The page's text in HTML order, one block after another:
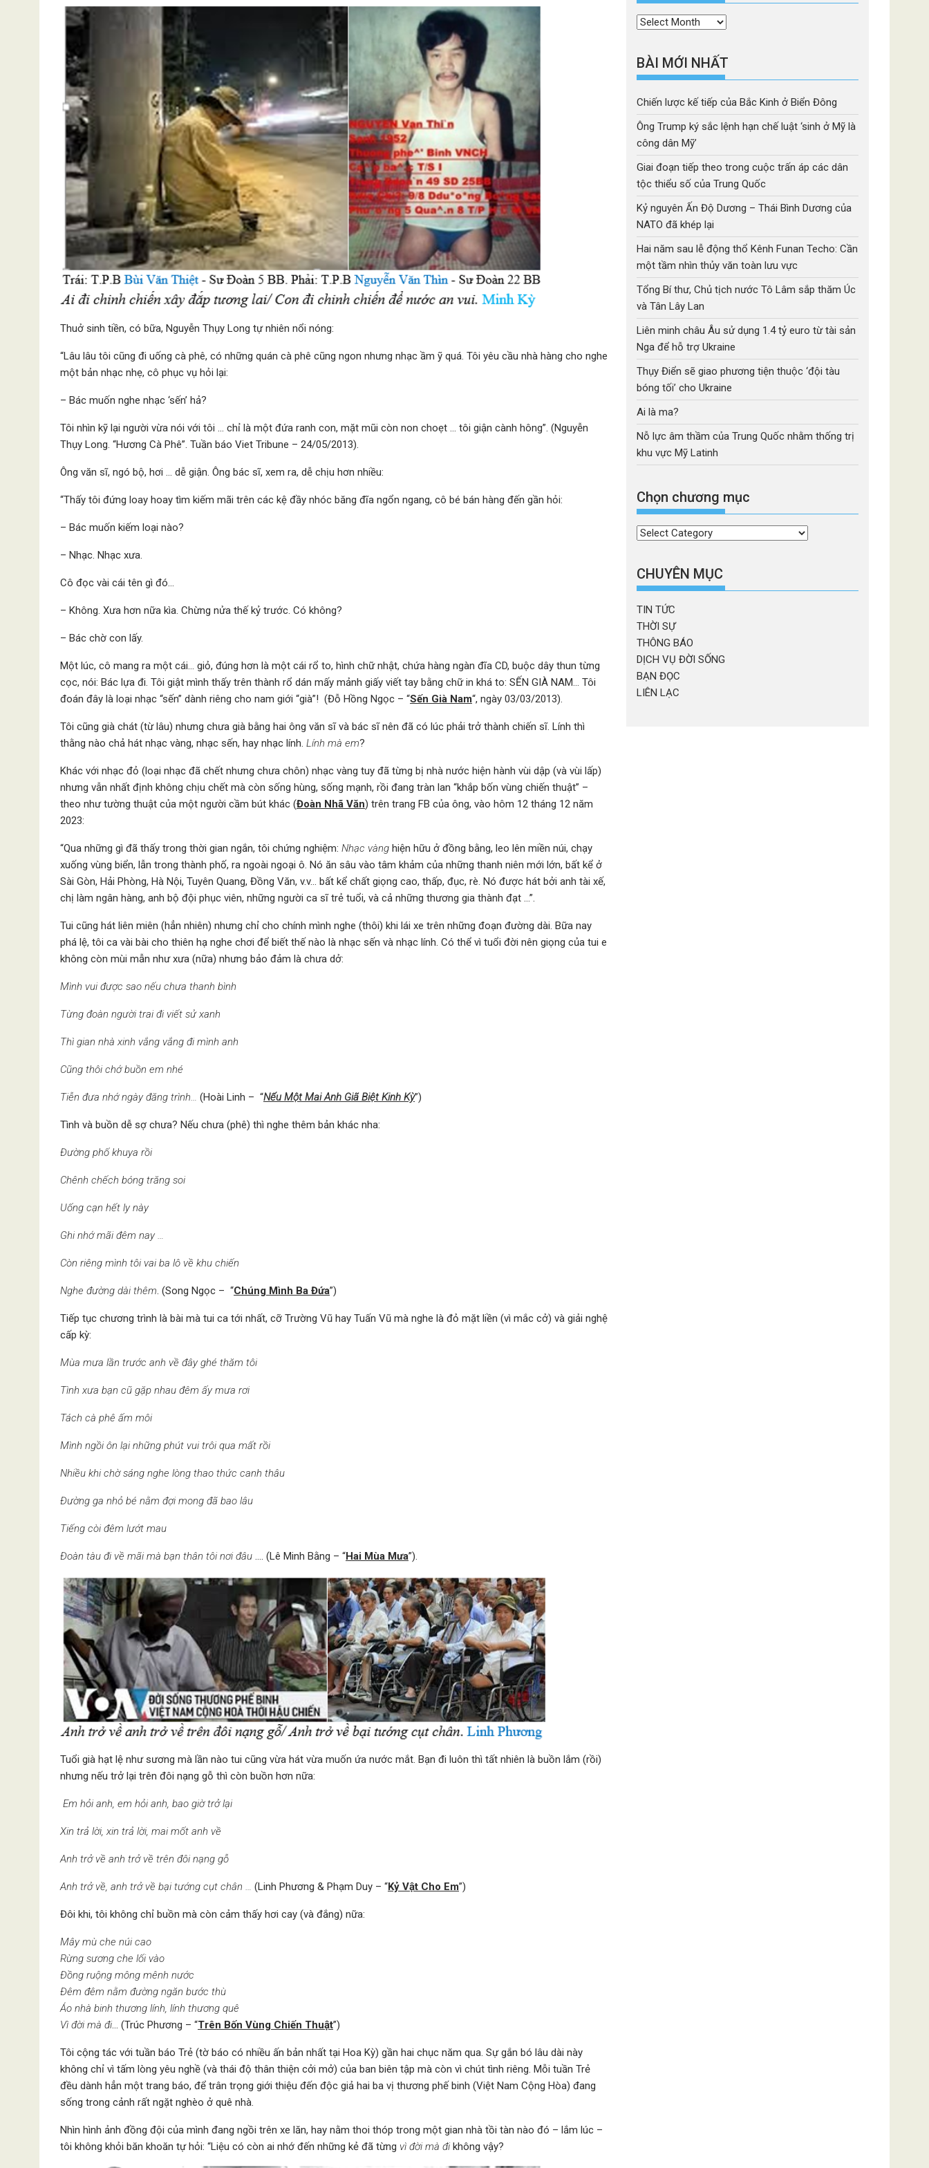
Thuở sinh tiền, có bữa, Nguyễn Thụy Long tự nhiên nổi nóng:
“Lâu lâu tôi cũng đi uống cà phê, có những quán cà phê cũng ngon nhưng nhạc ầm ỹ quá. Tôi yêu cầu nhà hàng cho nghe
một bản nhạc nhẹ, cô phục vụ hỏi lại:
– Bác muốn nghe nhạc ‘sến’ hả?
Tôi nhìn kỹ lại người vừa nói với tôi … chỉ là một đứa ranh con, mặt mũi còn non choẹt … tôi giận cành hông”. (Nguyễn
Thụy Long. “Hương Cà Phê”. Tuần báo Viet Tribune – 24/05/2013).
Ông văn sĩ, ngó bộ, hơi … dễ giận. Ông bác sĩ, xem ra, dễ chịu hơn nhiều:
“Thấy tôi đứng loay hoay tìm kiếm mãi trên các kệ đầy nhóc băng đĩa ngổn ngang, cô bé bán hàng đến gần hỏi:
– Bác muốn kiếm loại nào?
– Nhạc. Nhạc xưa.
Cô đọc vài cái tên gì đó…
– Không. Xưa hơn nữa kìa. Chừng nửa thế kỷ trước. Có không?
– Bác chờ con lấy.
Một lúc, cô mang ra một cái… giỏ, đúng hơn là một cái rổ to, hình chữ nhật, chứa hàng ngàn đĩa CD, buộc dây thun từng
cọc, nói: Bác lựa đi. Tôi giật mình thấy trên thành rổ dán mấy mảnh giấy viết tay bằng chữ in khá to: SẾN GIÀ NAM… Tôi
đoán đây là loại nhạc “sến” dành riêng cho nam giới “già”! (Đỗ Hồng Ngọc – “Sến Già Nam“, ngày 03/03/2013).
Tôi cũng già chát (từ lâu) nhưng chưa già bằng hai ông văn sĩ và bác sĩ nên đã có lúc phải trở thành chiến sĩ. Lính thì
thằng nào chả hát nhạc vàng, nhạc sến, hay nhạc lính. Lính mà em?
Khác với nhạc đỏ (loại nhạc đã chết nhưng chưa chôn) nhạc vàng tuy đã từng bị nhà nước hiện hành vùi dập (và vùi lấp)
nhưng vẫn nhất định không chịu chết mà còn sống hùng, sống mạnh, rồi đang tràn lan “khắp bốn vùng chiến thuật” –
theo như tường thuật của một người cầm bút khác (Đoàn Nhã Văn) trên trang FB của ông, vào hôm 12 tháng 12 năm
2023:
“Qua những gì đã thấy trong thời gian ngắn, tôi chứng nghiệm: Nhạc vàng hiện hữu ở đồng bằng, leo lên miền núi, chạy
xuống vùng biển, lẫn trong thành phố, ra ngoài ngoại ô. Nó ăn sâu vào tâm khảm của những thanh niên mới lớn, bất kể ở
Sài Gòn, Hải Phòng, Hà Nội, Tuyên Quang, Đồng Văn, v.v… bất kể chất giọng cao, thấp, đục, rè. Nó được hát bởi anh tài xế,
chị làm ngân hàng, anh bộ đội phục viên, những người ca sĩ trẻ tuổi, và cả những thương gia thành đạt …”.
Tui cũng hát liên miên (hẳn nhiên) nhưng chỉ cho chính mình nghe (thôi) khi lái xe trên những đoạn đường dài. Bữa nay
phá lệ, tôi ca vài bài cho thiên hạ nghe chơi để biết thế nào là nhạc sến và nhạc lính. Có thể vì tuổi đời nên giọng của tui e
không còn mùi mẫn như xưa (nữa) nhưng bảo đảm là chưa dở:
Mình vui được sao nếu chưa thanh bình
Từng đoàn người trai đi viết sử xanh
Thì gian nhà xinh vắng vắng đi mình anh
Cũng thôi chớ buồn em nhé
Tiễn đưa nhớ ngày đăng trình… (Hoài Linh – “Nếu Một Mai Anh Giã Biệt Kinh Kỳ”)
Tình và buồn dễ sợ chưa? Nếu chưa (phê) thì nghe thêm bản khác nha:
Đường phố khuya rồi
Chênh chếch bóng trăng soi
Uống cạn hết ly này
Ghi nhớ mãi đêm nay …
Còn riêng mình tôi vai ba lô về khu chiến
Nghe đường dài thêm. (Song Ngọc – “Chúng Mình Ba Đứa”)
Tiếp tục chương trình là bài mà tui ca tới nhất, cỡ Trường Vũ hay Tuấn Vũ mà nghe là đỏ mặt liền (vì mắc cở) và giải nghệ
cấp kỳ:
Mùa mưa lần trước anh về đây ghé thăm tôi
Tình xưa bạn cũ gặp nhau đêm ấy mưa rơi
Tách cà phê ấm môi
Mình ngồi ôn lại những phút vui trôi qua mất rồi
Nhiều khi chờ sáng nghe lòng thao thức canh thâu
Đường ga nhỏ bé nằm đợi mong đã bao lâu
Tiếng còi đêm lướt mau
Đoàn tàu đi về mãi mà bạn thân tôi nơi đâu …. (Lê Minh Bằng – “Hai Mùa Mưa”).
Tuổi già hạt lệ như sương mà lần nào tui cũng vừa hát vừa muốn ứa nước mắt. Bạn đi luôn thì tất nhiên là buồn lắm (rồi)
nhưng nếu trở lại trên đôi nạng gỗ thì còn buồn hơn nữa:
Em hỏi anh, em hỏi anh, bao giờ trở lại
Xin trả lời, xin trả lời, mai mốt anh về
Anh trở về anh trở về trên đôi nạng gỗ
Anh trở về, anh trở về bại tướng cụt chân … (Linh Phương & Phạm Duy – “Kỷ Vật Cho Em”)
Đôi khi, tôi không chỉ buồn mà còn cảm thấy hơi cay (và đắng) nữa:
Mây mù che núi cao
Rừng sương che lối vào
Đồng ruộng mông mênh nước
Đêm đêm nằm đường ngăn bước thù
Áo nhà binh thương lính, lính thương quê
Vì đời mà đi… (Trúc Phương – “Trên Bốn Vùng Chiến Thuật”)
Tôi cộng tác với tuần báo Trẻ (tờ báo có nhiều ấn bản nhất tại Hoa Kỳ) gần hai chục năm qua. Sự gắn bó lâu dài này
không chỉ vì tấm lòng yêu nghề (và thái độ thân thiện cởi mở) của ban biên tập mà còn vì chút tình riêng. Mỗi tuần Trẻ
đều dành hẳn một trang báo, để trân trọng giới thiệu đến độc giả hai ba vị thương phế binh (Việt Nam Cộng Hòa) đang
sống trong cảnh rất ngặt nghèo ở quê nhà.
Nhìn hình ảnh đồng đội của mình đang ngồi trên xe lăn, hay nằm thoi thóp trong một gian nhà tồi tàn nào đó – lắm lúc –
tôi không khỏi băn khoăn tự hỏi: “Liệu có còn ai nhớ đến những kẻ đã từng vì đời mà đi không vậy?
Thời
BÀI MỚI NHẤT
Chiến lược kế tiếp của Bắc Kinh ở Biển Đông
Ông Trump ký sắc lệnh hạn chế luật ‘sinh ở Mỹ là
công dân Mỹ’
Giai đoạn tiếp theo trong cuộc trấn áp các dân
tộc thiểu số của Trung Quốc
Kỷ nguyên Ấn Độ Dương – Thái Bình Dương của
NATO đã khép lại
Hai năm sau lễ động thổ Kênh Funan Techo: Cần
một tầm nhìn thủy văn toàn lưu vực
Tổng Bí thư, Chủ tịch nước Tô Lâm sắp thăm Úc
và Tân Lây Lan
Liên minh châu Âu sử dụng 1.4 tỷ euro từ tài sản
Nga để hỗ trợ Ukraine
Thụy Điển sẽ giao phương tiện thuộc ‘đội tàu
bóng tối’ cho Ukraine
Ai là ma?
Nỗ lực âm thầm của Trung Quốc nhằm thống trị
khu vực Mỹ Latinh
Chọn chương mục
Chọn
mục
CHUYÊN MỤC
TIN TỨC
THỜI SỰ
THÔNG BÁO
DỊCH VỤ ĐỜI SỐNG
BẠN ĐỌC
LIÊN LẠC